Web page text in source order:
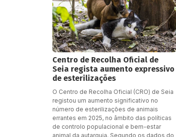
Centro de Recolha Oficial de
Seia regista aumento expressivo
de esterilizações
O Centro de Recolha Oficial (CRO) de Seia
registou um aumento significativo no
número de esterilizações de animais
errantes em 2025, no âmbito das políticas
de controlo populacional e bem-estar
animal da autarquia. Segundo os dados do